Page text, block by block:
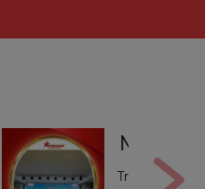
Mr Thường
Trưởng P.Bảo Hành